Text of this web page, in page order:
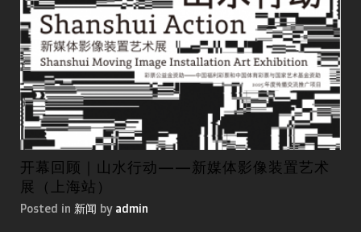
开幕回顾｜山水行动——新媒体影像装置艺术
展（上海站）
Posted in 新闻 by admin